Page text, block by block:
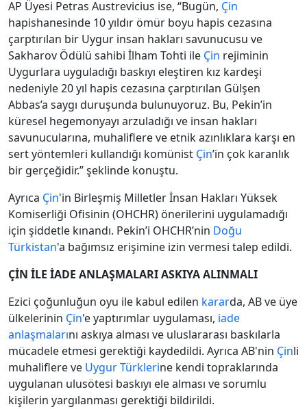
AP Üyesi Petras Austrevicius ise, “Bugün, Çin
hapishanesinde 10 yıldır ömür boyu hapis cezasına
çarptırılan bir Uygur insan hakları savunucusu ve
Sakharov Ödülü sahibi İlham Tohti ile Çin rejiminin
Uygurlara uyguladığı baskıyı eleştiren kız kardeşi
nedeniyle 20 yıl hapis cezasına çarptırılan Gülşen
Abbas’a saygı duruşunda bulunuyoruz. Bu, Pekin’in
küresel hegemonyayı arzuladığı ve insan hakları
savunucularına, muhaliflere ve etnik azınlıklara karşı en
sert yöntemleri kullandığı komünist Çin’in çok karanlık
bir gerçeğidir.” şeklinde konuştu.
Ayrıca Çin'in Birleşmiş Milletler İnsan Hakları Yüksek
Komiserliği Ofisinin (OHCHR) önerilerini uygulamadığı
için şiddetle kınandı. Pekin’i OHCHR’nin Doğu
Türkistan'a bağımsız erişimine izin vermesi talep edildi.
ÇİN İLE İADE ANLAŞMALARI ASKIYA ALINMALI
Ezici çoğunluğun oyu ile kabul edilen kararda, AB ve üye
ülkelerinin Çin'e yaptırımlar uygulaması, iade
anlaşmalarını askıya alması ve uluslararası baskılarla
mücadele etmesi gerektiği kaydedildi. Ayrıca AB'nin Çinli
muhaliflere ve Uygur Türklerine kendi topraklarında
uygulanan ulusötesi baskıyı ele alması ve sorumlu
kişilerin yargılanması gerektiği bildirildi.